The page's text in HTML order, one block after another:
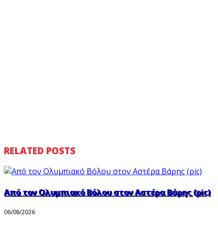
RELATED POSTS
Από τον Ολυμπιακό Βόλου στον Αστέρα Βάρης (pic)
06/08/2026